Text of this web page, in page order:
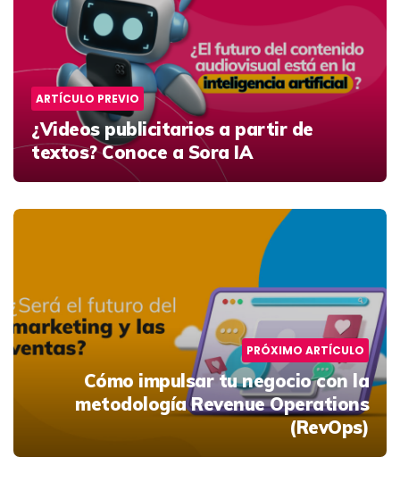
ARTÍCULO PREVIO
¿Videos publicitarios a partir de
textos? Conoce a Sora IA
PRÓXIMO ARTÍCULO
Cómo impulsar tu negocio con la
metodología Revenue Operations
(RevOps)